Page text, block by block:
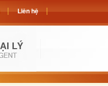
Liên hệ